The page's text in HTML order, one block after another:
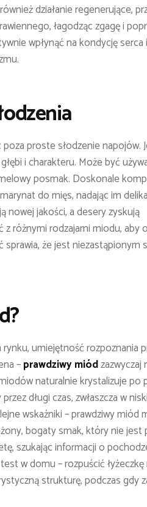
działanie regenerujące,
łagodząc zgagę i
wpłynąć na kondycję serca
proste słodzenie napojów.
i charakteru. Może być
posmak. Doskonale
do mięs, nadając im
nowej jakości, a desery zyskują
różnymi rodzajami miodu, aby
że jest niezastąpionym
umiejętność rozpoznania
–prawdziwy miódzazwyczaj
naturalnie krystalizuje po
długi czas, zwłaszcza w
wskaźniki – prawdziwy miód
bogaty smak, który nie jest
szukając informacji o
w domu – rozpuścić
strukturę, podczas gdy